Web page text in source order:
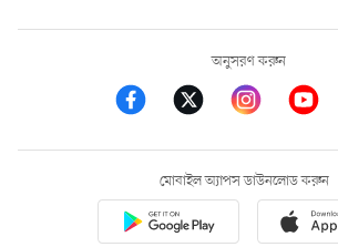
অনুসরণ করুন
মোবাইল অ্যাপস ডাউনলোড করুন